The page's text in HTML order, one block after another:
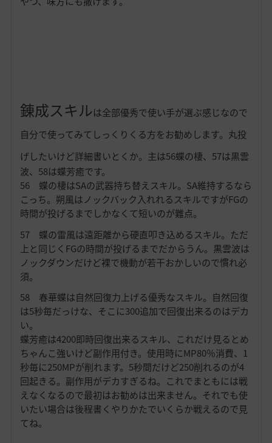
錬成スキルは全部優秀で使い手が選ぶ感じなので
自分で使ってみてしっくりくる方をお勧めします。丸投
げしたいけど詳細書いとくか。 主は56蝶の棲、57は黒雲
波、58は蝶芳癒です。
56 蝶の棲はSAの武器持ち替えスキル。SA維持するなら
こっち。朔風はノックバック入れれるスキルですがFGの
時間が投げるまでしかなくて短いのが難点。
57 蝶の雷風は遠距離から硬直叩き込めるスキル。ただ
上と同じくFGの時間が投げるまでだからうん。黒雲波は
ノックダウンだけど裸で機動が若干おかしいので慣れ必
須。
58 春華蝶は自然回復力上げる優秀なスキル。自然回復
は5秒毎だっけな、そこに300追加で回復出来るのはデカ
い。
蝶芳癒は4200即時回復出来るスキル、これだけ見るとめ
ちゃんこ強いけど副作用付き。使用時にMP80％消費、1
秒毎に250MPが削れます。5秒間だけど250削れるのが4
回起きる。副作用がデカすぎるね。これでまともには戦
えなくなるので最初はお勧めは出来ません。それでも使
いたい場合は後程書くやりかたでいくらか戦えるので見
てね。